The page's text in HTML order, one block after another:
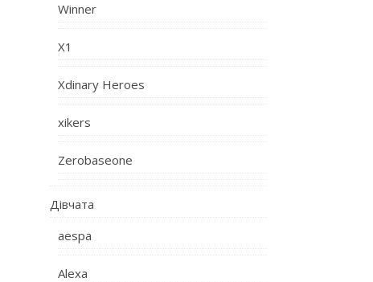
Winner
X1
Xdinary Heroes
xikers
Zerobaseone
Дівчата
aespa
Alexa